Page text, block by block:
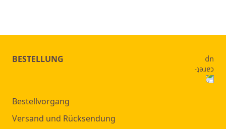
BESTELLUNG
Bestellvorgang
Versand und Rücksendung